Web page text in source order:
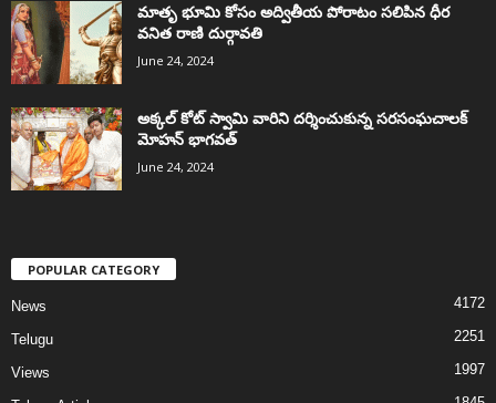
మాతృ భూమి కోసం అద్వితీయ పోరాటం సలిపిన ధీర
వనిత రాణి దుర్గావతి
June 24, 2024
అక్కల్‌ కోట్‌ స్వామి వారిని దర్శించుకున్న సరసంఘచాలక్
మోహన్ భాగవత్
June 24, 2024
POPULAR CATEGORY
News 4172
Telugu 2251
Views 1997